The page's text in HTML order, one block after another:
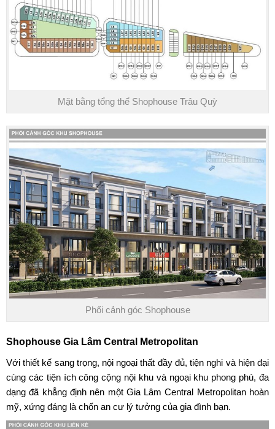
Mặt bằng tổng thể Shophouse Trâu Quỳ
Phối cảnh góc Shophouse
Shophouse Gia Lâm Central Metropolitan
Với thiết kế sang trọng, nội ngoại thất đầy đủ, tiện nghi và hiện đại
cùng các tiện ích công cộng nội khu và ngoại khu phong phú, đa
dạng đã khẳng định nên một Gia Lâm Central Metropolitanhoàn
mỹ, xứng đáng là chốn an cư lý tưởng của gia đình bạn.